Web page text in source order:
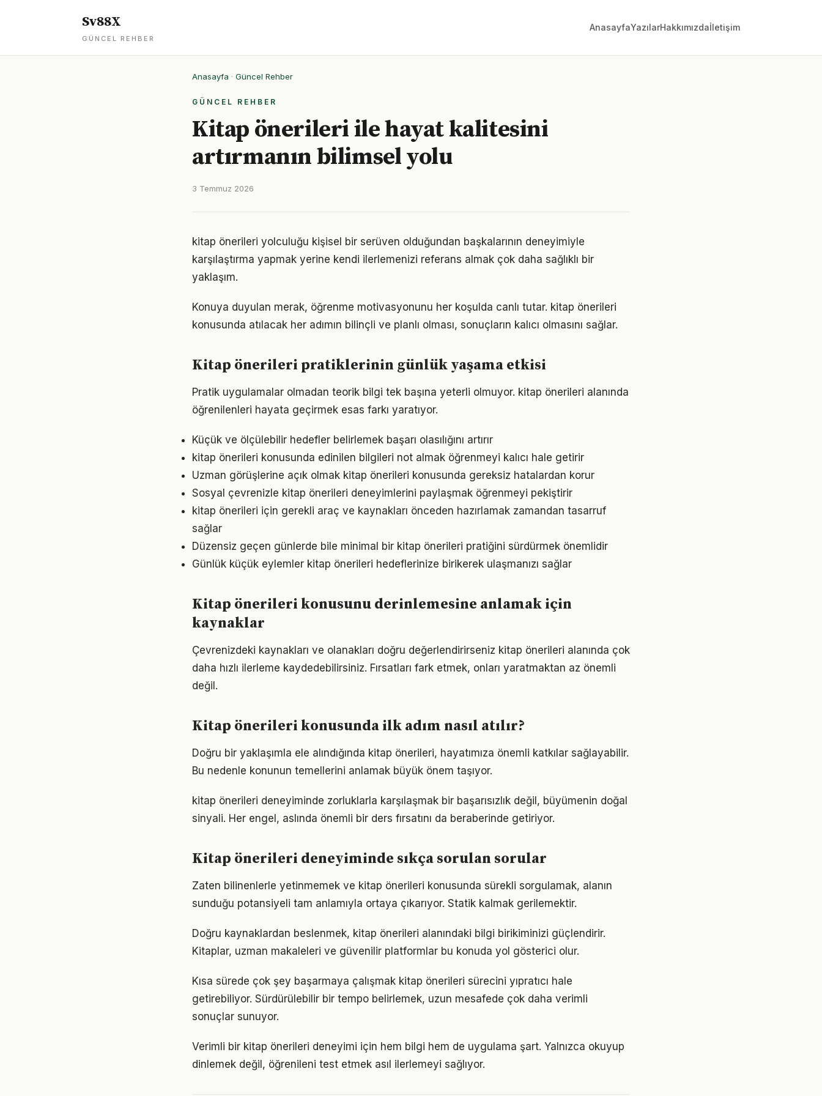
Sv88X
GÜNCEL REHBER
AnasayfaYazılarHakkımızdaİletişim
Anasayfa · Güncel Rehber
GÜNCEL REHBER
Kitap önerileri ile hayat kalitesini
artırmanın bilimsel yolu
3 Temmuz 2026
kitap önerileri yolculuğu kişisel bir serüven olduğundan başkalarının deneyimiyle
karşılaştırma yapmak yerine kendi ilerlemenizi referans almak çok daha sağlıklı bir
yaklaşım.
Konuya duyulan merak, öğrenme motivasyonunu her koşulda canlı tutar. kitap önerileri
konusunda atılacak her adımın bilinçli ve planlı olması, sonuçların kalıcı olmasını sağlar.
Kitap önerileri pratiklerinin günlük yaşama etkisi
Pratik uygulamalar olmadan teorik bilgi tek başına yeterli olmuyor. kitap önerileri alanında
öğrenilenleri hayata geçirmek esas farkı yaratıyor.
Küçük ve ölçülebilir hedefler belirlemek başarı olasılığını artırır
kitap önerileri konusunda edinilen bilgileri not almak öğrenmeyi kalıcı hale getirir
Uzman görüşlerine açık olmak kitap önerileri konusunda gereksiz hatalardan korur
Sosyal çevrenizle kitap önerileri deneyimlerini paylaşmak öğrenmeyi pekiştirir
kitap önerileri için gerekli araç ve kaynakları önceden hazırlamak zamandan tasarruf
sağlar
Düzensiz geçen günlerde bile minimal bir kitap önerileri pratiğini sürdürmek önemlidir
Günlük küçük eylemler kitap önerileri hedeflerinize birikerek ulaşmanızı sağlar
Kitap önerileri konusunu derinlemesine anlamak için
kaynaklar
Çevrenizdeki kaynakları ve olanakları doğru değerlendirirseniz kitap önerileri alanında çok
daha hızlı ilerleme kaydedebilirsiniz. Fırsatları fark etmek, onları yaratmaktan az önemli
değil.
Kitap önerileri konusunda ilk adım nasıl atılır?
Doğru bir yaklaşımla ele alındığında kitap önerileri, hayatımıza önemli katkılar sağlayabilir.
Bu nedenle konunun temellerini anlamak büyük önem taşıyor.
kitap önerileri deneyiminde zorluklarla karşılaşmak bir başarısızlık değil, büyümenin doğal
sinyali. Her engel, aslında önemli bir ders fırsatını da beraberinde getiriyor.
Kitap önerileri deneyiminde sıkça sorulan sorular
Zaten bilinenlerle yetinmemek ve kitap önerileri konusunda sürekli sorgulamak, alanın
sunduğu potansiyeli tam anlamıyla ortaya çıkarıyor. Statik kalmak gerilemektir.
Doğru kaynaklardan beslenmek, kitap önerileri alanındaki bilgi birikiminizi güçlendirir.
Kitaplar, uzman makaleleri ve güvenilir platformlar bu konuda yol gösterici olur.
Kısa sürede çok şey başarmaya çalışmak kitap önerileri sürecini yıpratıcı hale
getirebiliyor. Sürdürülebilir bir tempo belirlemek, uzun mesafede çok daha verimli
sonuçlar sunuyor.
Verimli bir kitap önerileri deneyimi için hem bilgi hem de uygulama şart. Yalnızca okuyup
dinlemek değil, öğrenileni test etmek asıl ilerlemeyi sağlıyor.